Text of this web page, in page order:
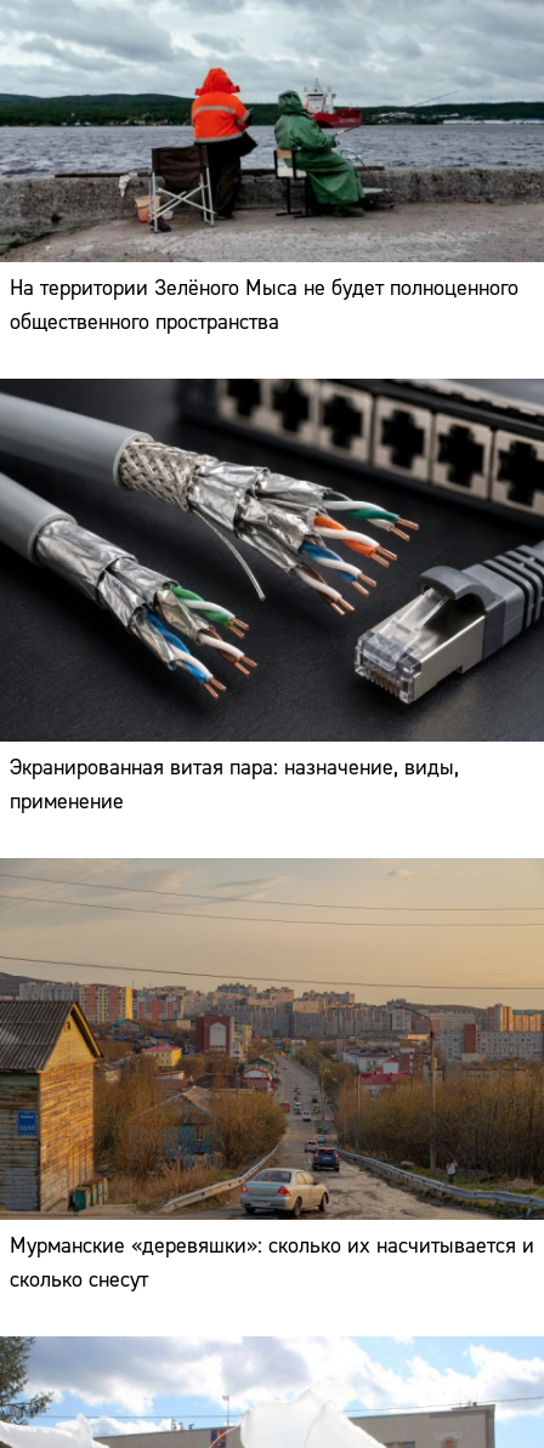
На территории Зелёного Мыса не будет полноценного
общественного пространства
Экранированная витая пара: назначение, виды,
применение
Мурманские «деревяшки»: сколько их насчитывается и
сколько снесут